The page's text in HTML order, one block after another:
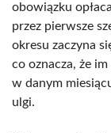
obowiązku
przez pierwsze
okresu zaczyna
co oznacza, że
w danym
ulgi.